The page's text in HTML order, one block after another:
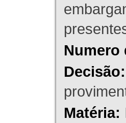
Numero
Decisão:
Matéria: